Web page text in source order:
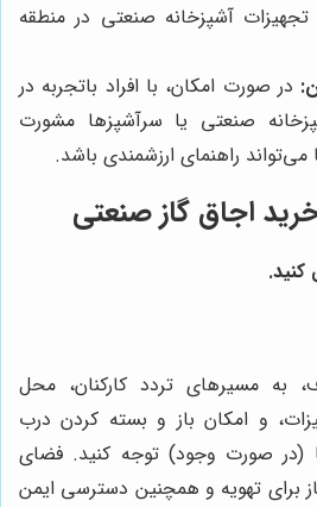
آشپزخانه صنعتی در منطقه
در صورت امکان، با افراد باتجربه در
صنعتی یا سرآشپزها مشورت
راهنمای ارزشمندی باشد.
اجاق گاز صنعتی
کنید.
به مسیرهای تردد کارکنان، محل
و امکان باز و بسته کردن درب
(در صورت وجود) توجه کنید. فضای
برای تهویه و همچنین دسترسی ایمن